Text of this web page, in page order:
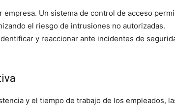
Un sistema de control de acceso
el riesgo de intrusiones no autorizadas.
y reaccionar ante incidentes de
y el tiempo de trabajo de los empleados,